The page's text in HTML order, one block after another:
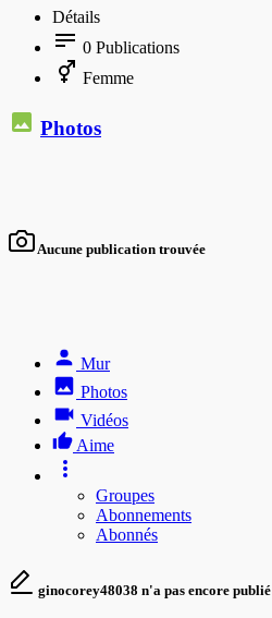
Détails
0 Publications
Femme
Photos
Aucune publication trouvée
Mur
Photos
Vidéos
Aime
Groupes
Abonnements
Abonnés
ginocorey48038 n'a pas encore publié